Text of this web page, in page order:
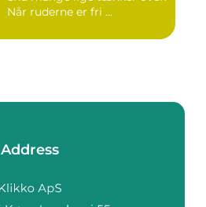
Når ruderne er fri ...
Address